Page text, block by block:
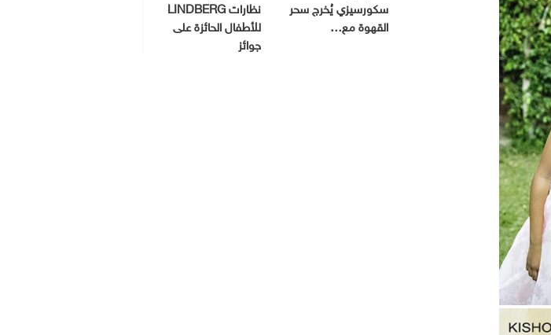
سكورسيزي يُخرج سحر
القهوة مع…
نظارات LINDBERG
للأطفال الحائزة على
جوائز